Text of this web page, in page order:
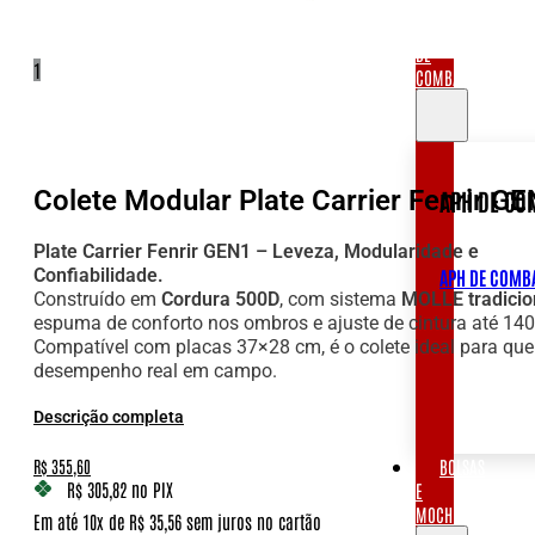
DE
COMBATE
APH DE
APH DE
BOLSAS
E
MOCHILAS
1
Colete Modular Plate Carrier Fenrir
Plate Carrier Fenrir GEN1 – Leveza, Modularidade e
Confiabilidade.
Construído em Cordura 500D, com sistema MOLLE
espuma de conforto nos ombros e ajuste de cintura até
Compatível com placas 37×28 cm, é o colete ideal para
desempenho real em campo.
Descrição completa
O
preço
R$ 355,60
O
preçoR$ 305,82 no PIX
Em até 10x de R$ 35,56 sem juros no cartão